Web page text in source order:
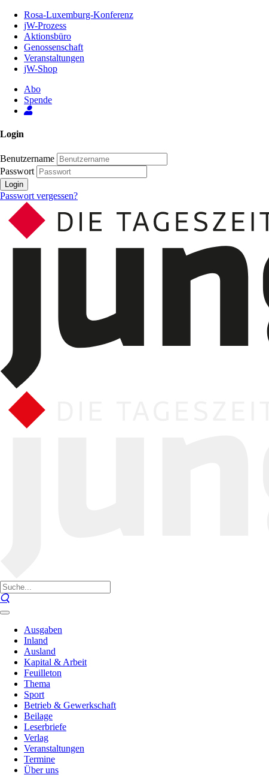
Inhalt
Seite
Rosa-Luxemburg-Konferenz
jW-Prozess
Aktionsbüro
Genossenschaft
Veranstaltungen
jW-Shop
Abo
Spende
Login
Benutzername
Passwort
Login
Passwort vergessen?
Ausgaben
Inland
Ausland
Kapital & Arbeit
Feuilleton
Thema
Sport
Betrieb & Gewerkschaft
Beilage
Leserbriefe
Verlag
Veranstaltungen
Termine
Über uns